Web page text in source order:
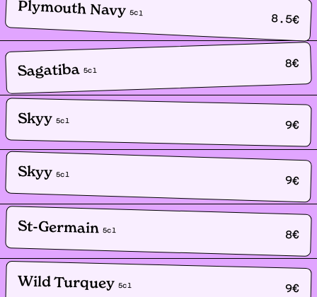
Plymouth Navy 5cl 8.5€
Sagatiba 5cl 8€
Skyy 5cl 9€
Skyy 5cl 9€
St-Germain 5cl 8€
Wild Turquey 5cl 9€